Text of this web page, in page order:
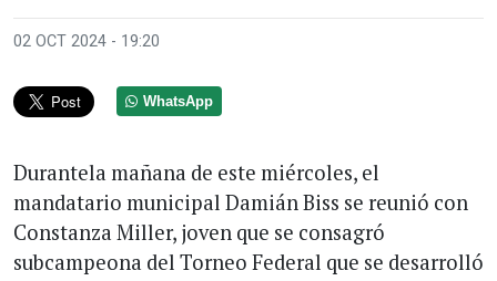
02 OCT 2024 - 19:20
WhatsApp
Durantela mañana de este miércoles, el
mandatario municipal Damián Biss se reunió con
Constanza Miller, joven que se consagró
subcampeona del Torneo Federal que se desarrolló